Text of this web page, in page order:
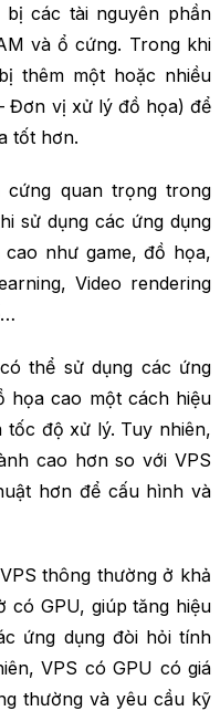
các tài nguyên phần
và ổ cứng. Trong khi
thêm một hoặc nhiều
Đơn vị xử lý đồ họa) để
tốt hơn.
quan trọng trong
sử dụng các ứng dụng
như game, đồ họa,
Video rendering
thể sử dụng các ứng
họa cao một cách hiệu
tốc độ xử lý. Tuy nhiên,
cao hơn so với VPS
hơn để cấu hình và
thông thường ở khả
GPU, giúp tăng hiệu
ứng dụng đòi hỏi tính
VPS có GPU có giá
thường và yêu cầu kỹ